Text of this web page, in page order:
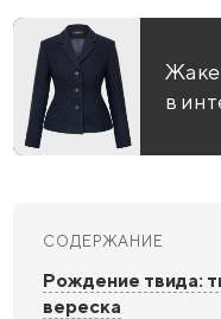
в
СОДЕРЖАНИЕ
Рождение твида:
вереска